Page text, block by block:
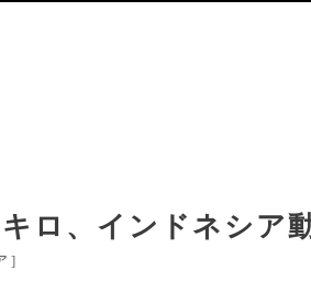
ロ、インドネシア
]